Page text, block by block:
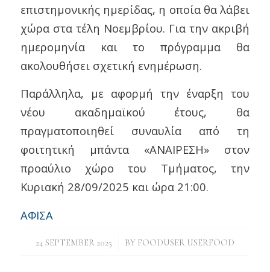
επιστημονικής ημερίδας, η οποία θα λάβει
χώρα στα τέλη Νοεμβρίου. Για την ακριβή
ημερομηνία και το πρόγραμμα θα
ακολουθήσει σχετική ενημέρωση.
Παράλληλα, με αφορμή την έναρξη του
νέου ακαδημαϊκού έτους, θα
πραγματοποιηθεί συναυλία από τη
φοιτητική μπάντα «ΑΝΑΙΡΕΣΗ» στον
προαύλιο χώρο του Τμήματος, την
Κυριακή 28/09/2025 και ώρα 21:00.
ΑΦΙΣΑ
24 SEPTEMBER 2025
/ BY FOODUSER USERFOOD